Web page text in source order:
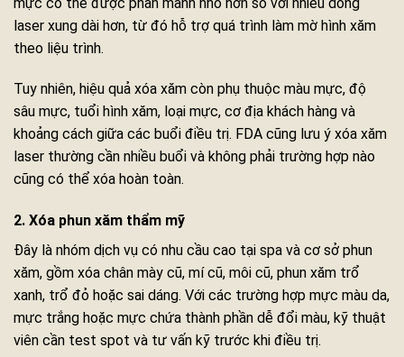
laser xung dài hơn, từ đó hỗ trợ quá trình làm mờ hình xăm
theo liệu trình.
Tuy nhiên, hiệu quả xóa xăm còn phụ thuộc màu mực, độ
sâu mực, tuổi hình xăm, loại mực, cơ địa khách hàng và
khoảng cách giữa các buổi điều trị. FDA cũng lưu ý xóa xăm
laser thường cần nhiều buổi và không phải trường hợp nào
cũng có thể xóa hoàn toàn.
2. Xóa phun xăm thẩm mỹ
Đây là nhóm dịch vụ có nhu cầu cao tại spa và cơ sở phun
xăm, gồm xóa chân mày cũ, mí cũ, môi cũ, phun xăm trổ
xanh, trổ đỏ hoặc sai dáng. Với các trường hợp mực màu da,
mực trắng hoặc mực chứa thành phần dễ đổi màu, kỹ thuật
viên cần test spot và tư vấn kỹ trước khi điều trị.